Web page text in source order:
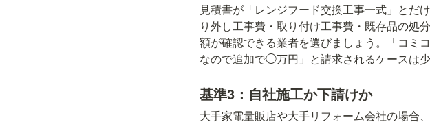
見積書が「レンジフード交換工事一式」とだ
り外し工事費・取り付け工事費・既存品の処
額が確認できる業者を選びましょう。「コミ
なので追加で◯万円」と請求されるケースは少
基準3：自社施工か下請けか
大手家電量販店や大手リフォーム会社の場合